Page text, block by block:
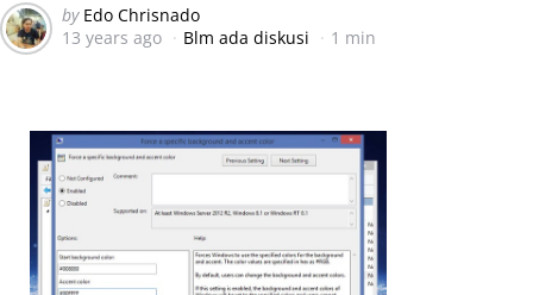
Posted
by
by Edo Chrisnado
13 years ago
Blm ada diskusi 1 min